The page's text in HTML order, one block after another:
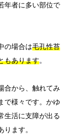
年者に多い部位で
の場合は毛孔性苔
もあります。
合から、触れてみ
で様々です。かゆ
生活に支障が出る
ます。